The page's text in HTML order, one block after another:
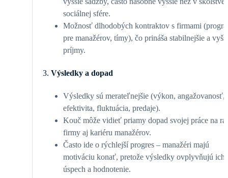
sociálnej sfére.
Možnosť dlhodobých kontraktov s firmami
pre manažérov, tímy), čo prináša stabilnejšie a
príjmy.
3. Výsledky a dopad
Výsledky sú merateľnejšie (výkon, angažovanosť,
efektivita, fluktuácia, predaje).
Kouč môže vidieť priamy dopad svojej práce na
firmy aj kariéru manažérov.
Často ide o rýchlejší progres – manažéri majú
motiváciu konať, pretože výsledky ovplyvňujú ich
úspech a hodnotenie.